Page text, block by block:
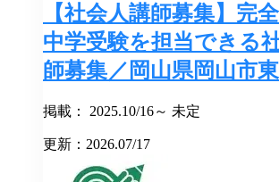
【社会人講師募集】完
中学受験を担当できる
師募集／岡山県岡山市
掲載： 2025.10/16～ 未定
更新：2026.07/17